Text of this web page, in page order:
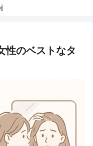
性のベストなタ